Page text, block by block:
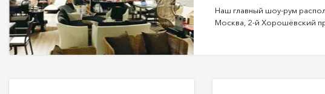
Наш главный шоу-рум
Москва, 2-й Хорошёвский